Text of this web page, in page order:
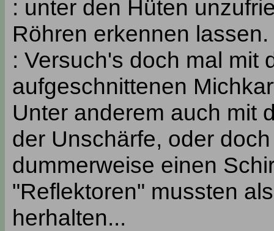
: unter den Hüten
Röhren erkennen lassen.
: Versuch's doch mal mit
aufgeschnittenen
Unter anderem auch mit
der Unschärfe, oder
dummerweise einen
"Reflektoren" mussten
herhalten...